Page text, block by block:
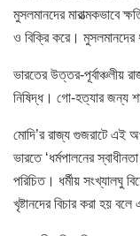
মুসলমানদের মারাত্মকভাবে
ও বিক্রি করে। মুসলমানদের
ভারতের উত্তর-পূর্বাঞ্চলীয়
নিষিদ্ধ। গো-হত্যার জন্য
মোদি’র রাজ্য গুজরাটে এই
ভারতে ‘ধর্মপালনের
পরিচিত। ধর্মীয় সংখ্যালঘু
খৃষ্টানদের বিচার করা হয়